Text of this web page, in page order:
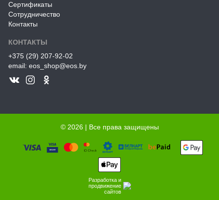
Сертификаты
Сотрудничество
Контакты
КОНТАКТЫ
+375 (29) 207-92-02
email: eos_shop@eos.by
© 2026 | Все права защищены
Разработка и
продвижение
сайтов